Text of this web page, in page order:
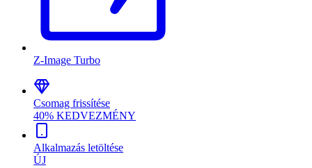
Z-Image Turbo
Csomag frissítése
40% KEDVEZMÉNY
Alkalmazás letöltése
ÚJ